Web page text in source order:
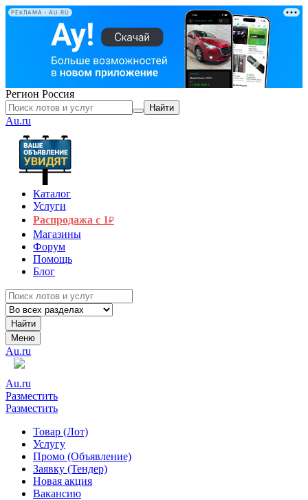
РЕКЛАМА • AU.RU
Регион Россия
Найти
Au.ru
Каталог
Услуги
Распродажа с 1₽
Магазины
Форум
Помощь
Блог
Найти
Меню
Au.ru
Au.ru
Разместить
Разместить
Товар (Лот)
Услугу
Промо (Объявление)
Заявку (Тендер)
Новая акция
Вакансию